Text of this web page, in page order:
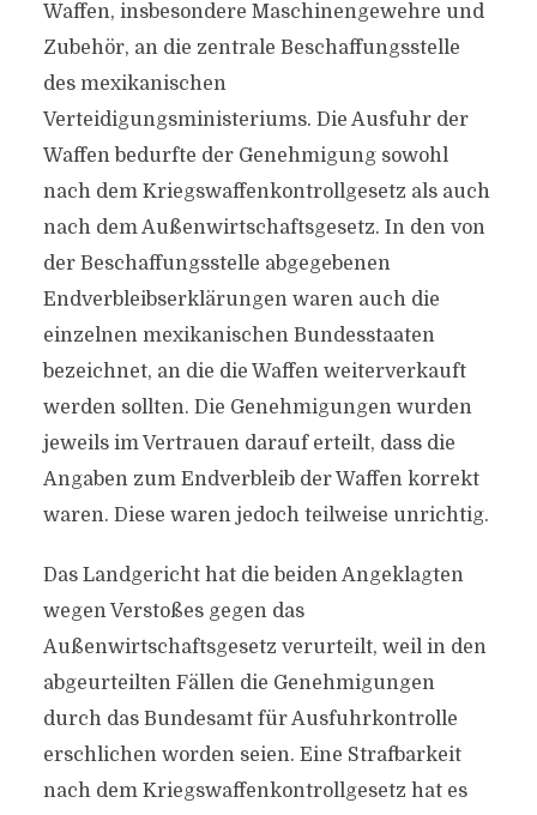
Waffen, insbesondere Maschinengewehre und
Zubehör, an die zentrale Beschaffungsstelle
des mexikanischen
Verteidigungsministeriums. Die Ausfuhr der
Waffen bedurfte der Genehmigung sowohl
nach dem Kriegswaffenkontrollgesetz als auch
nach dem Außenwirtschaftsgesetz. In den von
der Beschaffungsstelle abgegebenen
Endverbleibserklärungen waren auch die
einzelnen mexikanischen Bundesstaaten
bezeichnet, an die die Waffen weiterverkauft
werden sollten. Die Genehmigungen wurden
jeweils im Vertrauen darauf erteilt, dass die
Angaben zum Endverbleib der Waffen korrekt
waren. Diese waren jedoch teilweise unrichtig.
Das Landgericht hat die beiden Angeklagten
wegen Verstoßes gegen das
Außenwirtschaftsgesetz verurteilt, weil in den
abgeurteilten Fällen die Genehmigungen
durch das Bundesamt für Ausfuhrkontrolle
erschlichen worden seien. Eine Strafbarkeit
nach dem Kriegswaffenkontrollgesetz hat es